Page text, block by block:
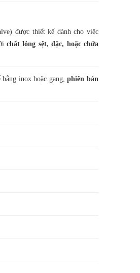
được thiết kế dành cho việc
chất lỏng sệt, đặc, hoặc chứa
bằng inox hoặc gang,phiên bản